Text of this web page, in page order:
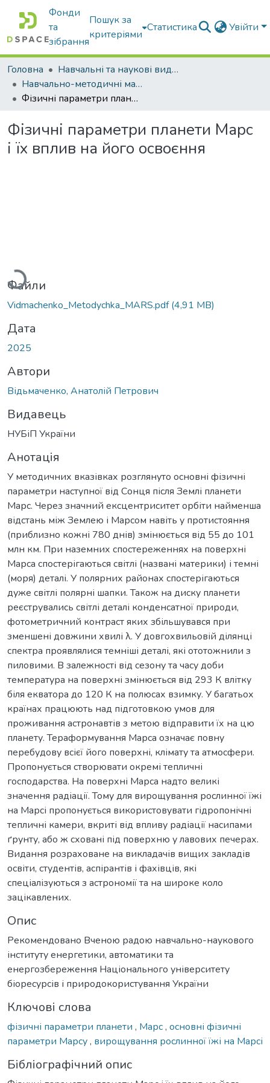
Фонди
та
зібрання
Пошук за
критеріями
Статистика Увійти
Головна
Навчальні та наукові видання
Навчально-методичні матеріали
Фізичні параметри планети Марс і їх вплив на його освоєння
Фізичні параметри планети Марс
і їх вплив на його освоєння
Вантажиться...
Файли
Vidmachenko_Metodychka_MARS.pdf(4,91 MB)
Дата
2025
Автори
Відьмаченко, Анатолій Петрович
Видавець
НУБіП України
Анотація
У методичних вказівках розглянуто основні фізичні
параметри наступної від Сонця після Землі планети
Марс. Через значний ексцентриситет орбіти найменша
відстань між Землею і Марсом навіть у протистояння
(приблизно кожні 780 днів) змінюється від 55 до 101
млн км. При наземних спостереженнях на поверхні
Марса спостерігаються світлі (названі материки) і темні
(моря) деталі. У полярних районах спостерігаються
дуже світлі полярні шапки. Також на диску планети
реєструвались світлі деталі конденсатної природи,
фотометричний контраст яких збільшувався при
зменшені довжини хвилі λ. У довгохвильовій ділянці
спектра проявлялися темніші деталі, які ототожнили з
пиловими. В залежності від сезону та часу доби
температура на поверхні змінюється від 293 К влітку
біля екватора до 120 К на полюсах взимку. У багатьох
країнах працюють над підготовкою умов для
проживання астронавтів з метою відправити їх на цю
планету. Тераформування Марса означає повну
перебудову всієї його поверхні, клімату та атмосфери.
Пропонується створювати окремі тепличні
господарства. На поверхні Марса надто великі
значення радіації. Тому для вирощування рослинної їжі
на Марсі пропонується використовувати гідропонічні
тепличні камери, вкриті від впливу радіації насипами
ґрунту, або ж сховані під поверхню у лавових печерах.
Видання розраховане на викладачів вищих закладів
освіти, студентів, аспірантів і фахівців, які
спеціалізуються з астрономії та на широке коло
зацікавлених.
Опис
Рекомендовано Вченою радою навчально-наукового
інституту енергетики, автоматики та
енергозбереження Національного університету
біоресурсів і природокористування України
Ключові слова
фізичні параметри планети , Марс, основні фізичні
параметри Марсу, вирощування рослинної їжі на Марсі
Бібліографічний опис